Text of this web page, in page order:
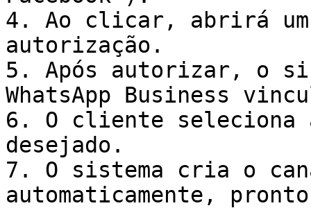
4. Ao clicar, abrirá um
autorização.
5. Após autorizar, o
WhatsApp Business
6. O cliente seleciona
desejado.
7. O sistema cria o
automaticamente,